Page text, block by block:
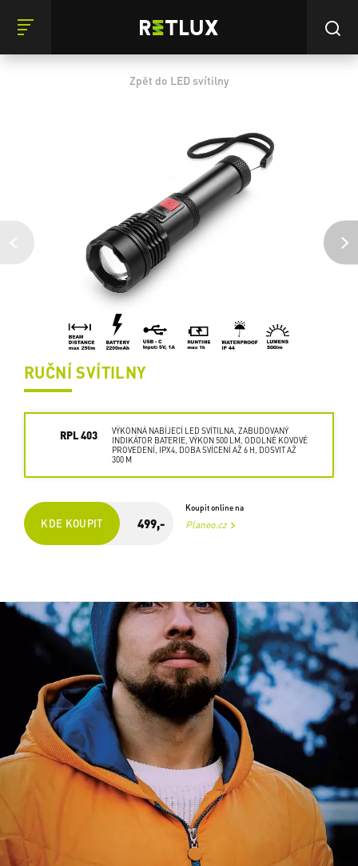
Zpět do LED svítilny
RUČNÍ SVÍTILNY
RPL 403
VÝKONNÁ NABÍJECÍ LED SVÍTILNA, ZABUDOVANÝ
INDIKÁTOR BATERIE, VÝKON 500 LM, ODOLNÉ KOVOVÉ
PROVEDENÍ, IPX4, DOBA SVÍCENÍ AŽ 6 H, DOSVIT AŽ
300 M
KDE KOUPIT 499,-
Koupit online na
Planeo.cz